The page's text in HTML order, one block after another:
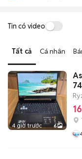
Tin có video
Tất cả Cá nhân
4 giờ trước 6